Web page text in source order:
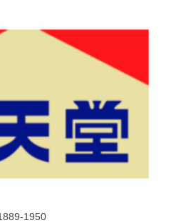
1950